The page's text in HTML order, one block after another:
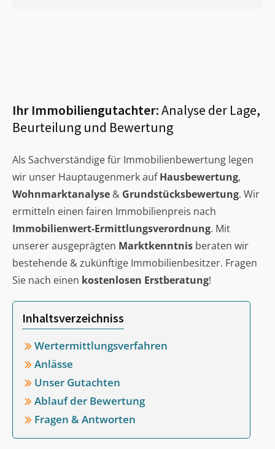
Ihr Immobiliengutachter:Analyse der Lage,
Beurteilung und Bewertung
Als Sachverständige für Immobilienbewertung legen
wir unser Hauptaugenmerk aufHausbewertung,
Wohnmarktanalyse & Grundstücksbewertung. Wir
ermitteln einen fairen Immobilienpreis nach
Immobilienwert-Ermittlungsverordnung. Mit
unserer ausgeprägten Marktkenntnis beraten wir
bestehende & zukünftige Immobilienbesitzer. Fragen
Sie nach einen kostenlosen Erstberatung!
Inhaltsverzeichniss
Wertermittlungsverfahren
Anlässe
Unser Gutachten
Ablauf der Bewertung
Fragen & Antworten